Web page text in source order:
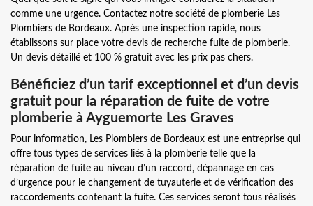
comme une urgence. Contactez notre société de plomberie Les
Plombiers de Bordeaux. Après une inspection rapide, nous
établissons sur place votre devis de recherche fuite de plomberie.
Un devis détaillé et 100 % gratuit avec les prix pas chers.
Bénéficiez d’un tarif exceptionnel et d’un devis
gratuit pour la réparation de fuite de votre
plomberie à Ayguemorte Les Graves
Pour information, Les Plombiers de Bordeaux est une entreprise qui
offre tous types de services liés à la plomberie telle que la
réparation de fuite au niveau d’un raccord, dépannage en cas
d’urgence pour le changement de tuyauterie et de vérification des
raccordements contenant la fuite. Ces services seront tous réalisés